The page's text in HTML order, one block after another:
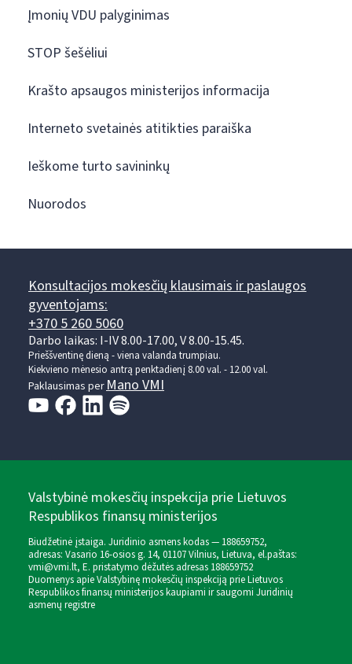
Įmonių VDU palyginimas
STOP šešėliui
Krašto apsaugos ministerijos informacija
Interneto svetainės atitikties paraiška
Ieškome turto savininkų
Nuorodos
Konsultacijos mokesčių klausimais ir paslaugos
gyventojams:
+370 5 260 5060
Darbo laikas: I-IV 8.00-17.00, V 8.00-15.45.
Prieššventinę dieną - viena valanda trumpiau.
Kiekvieno mėnesio antrą penktadienį 8.00 val. - 12.00 val.
Paklausimas per Mano VMI
Valstybinė mokesčių inspekcija prie Lietuvos
Respublikos finansų ministerijos
Biudžetinė įstaiga. Juridinio asmens kodas — 188659752,
adresas: Vasario 16-osios g. 14, 01107 Vilnius, Lietuva, el.paštas:
vmi@vmi.lt, E. pristatymo dėžutės adresas 188659752
Duomenys apie Valstybinę mokesčių inspekciją prie Lietuvos
Respublikos finansų ministerijos kaupiami ir saugomi Juridinių
asmenų registre